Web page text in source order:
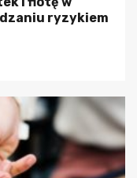
ryzykiem